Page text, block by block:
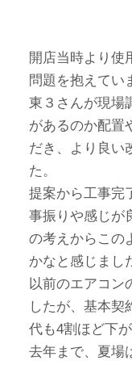
開店当時より使
問題を抱えてい
東３さんが現場
があるのか配置
だき、より良い
た。
提案から工事完
事振りや感じが
の考えからこの
かなと感じまし
以前のエアコン
したが、基本
代も4割ほど下が
去年まで、夏場